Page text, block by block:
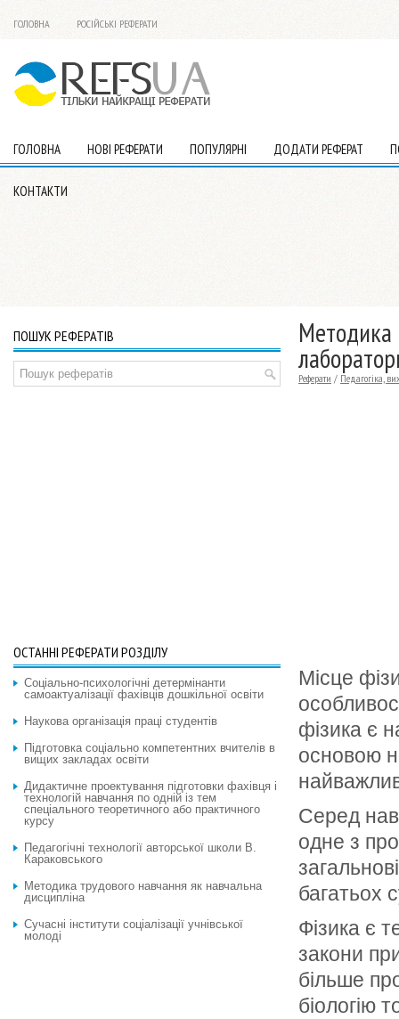
ГОЛОВНА РОСІЙСЬКІ РЕФЕРАТИ
ГОЛОВНА НОВІ РЕФЕРАТИ ПОПУЛЯРНІ ДОДАТИ РЕФЕРАТ
КОНТАКТИ
Методика
Реферати / Педагогіка,
Місце
фізика є
основою
Серед
одне з
багатьох
Фізика є
закони
більше
біологію
ПОШУК РЕФЕРАТІВ
ОСТАННІ РЕФЕРАТИ РОЗДІЛУ
Соціально-психологічні детермінанти
самоактуалізації фахівців дошкільної освіти
Наукова організація праці студентів
Підготовка соціально компетентних вчителів в
вищих закладах освіти
Дидактичне проектування підготовки фахівця і
технологій навчання по одній із тем
спеціального теоретичного або практичного
курсу
Педагогічні технології авторської школи В.
Караковського
Методика трудового навчання як навчальна
дисципліна
Сучасні інститути соціалізації учнівської
молоді